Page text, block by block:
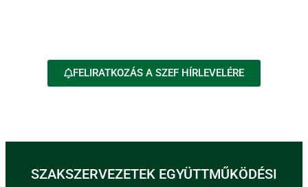
FELIRATKOZÁS A SZEF HÍRLEVELÉRE
SZAKSZERVEZETEK EGYÜTTMŰKÖDÉSI